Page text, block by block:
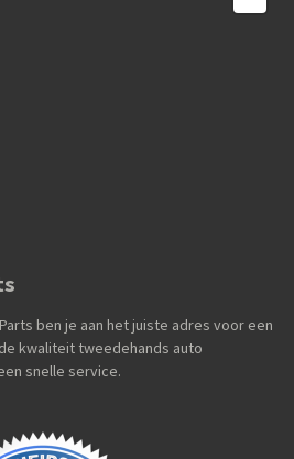
Parts ben je aan het juiste adres voor een
kwaliteit tweedehands auto
snelle service.